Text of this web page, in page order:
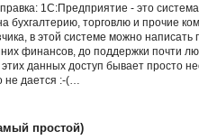
1С:Предприятие - это
бухгалтерию, торговлю и прочие
в этой системе можно написать
финансов, до поддержки почти
данных доступ бывает просто
не дается :-(…
простой)